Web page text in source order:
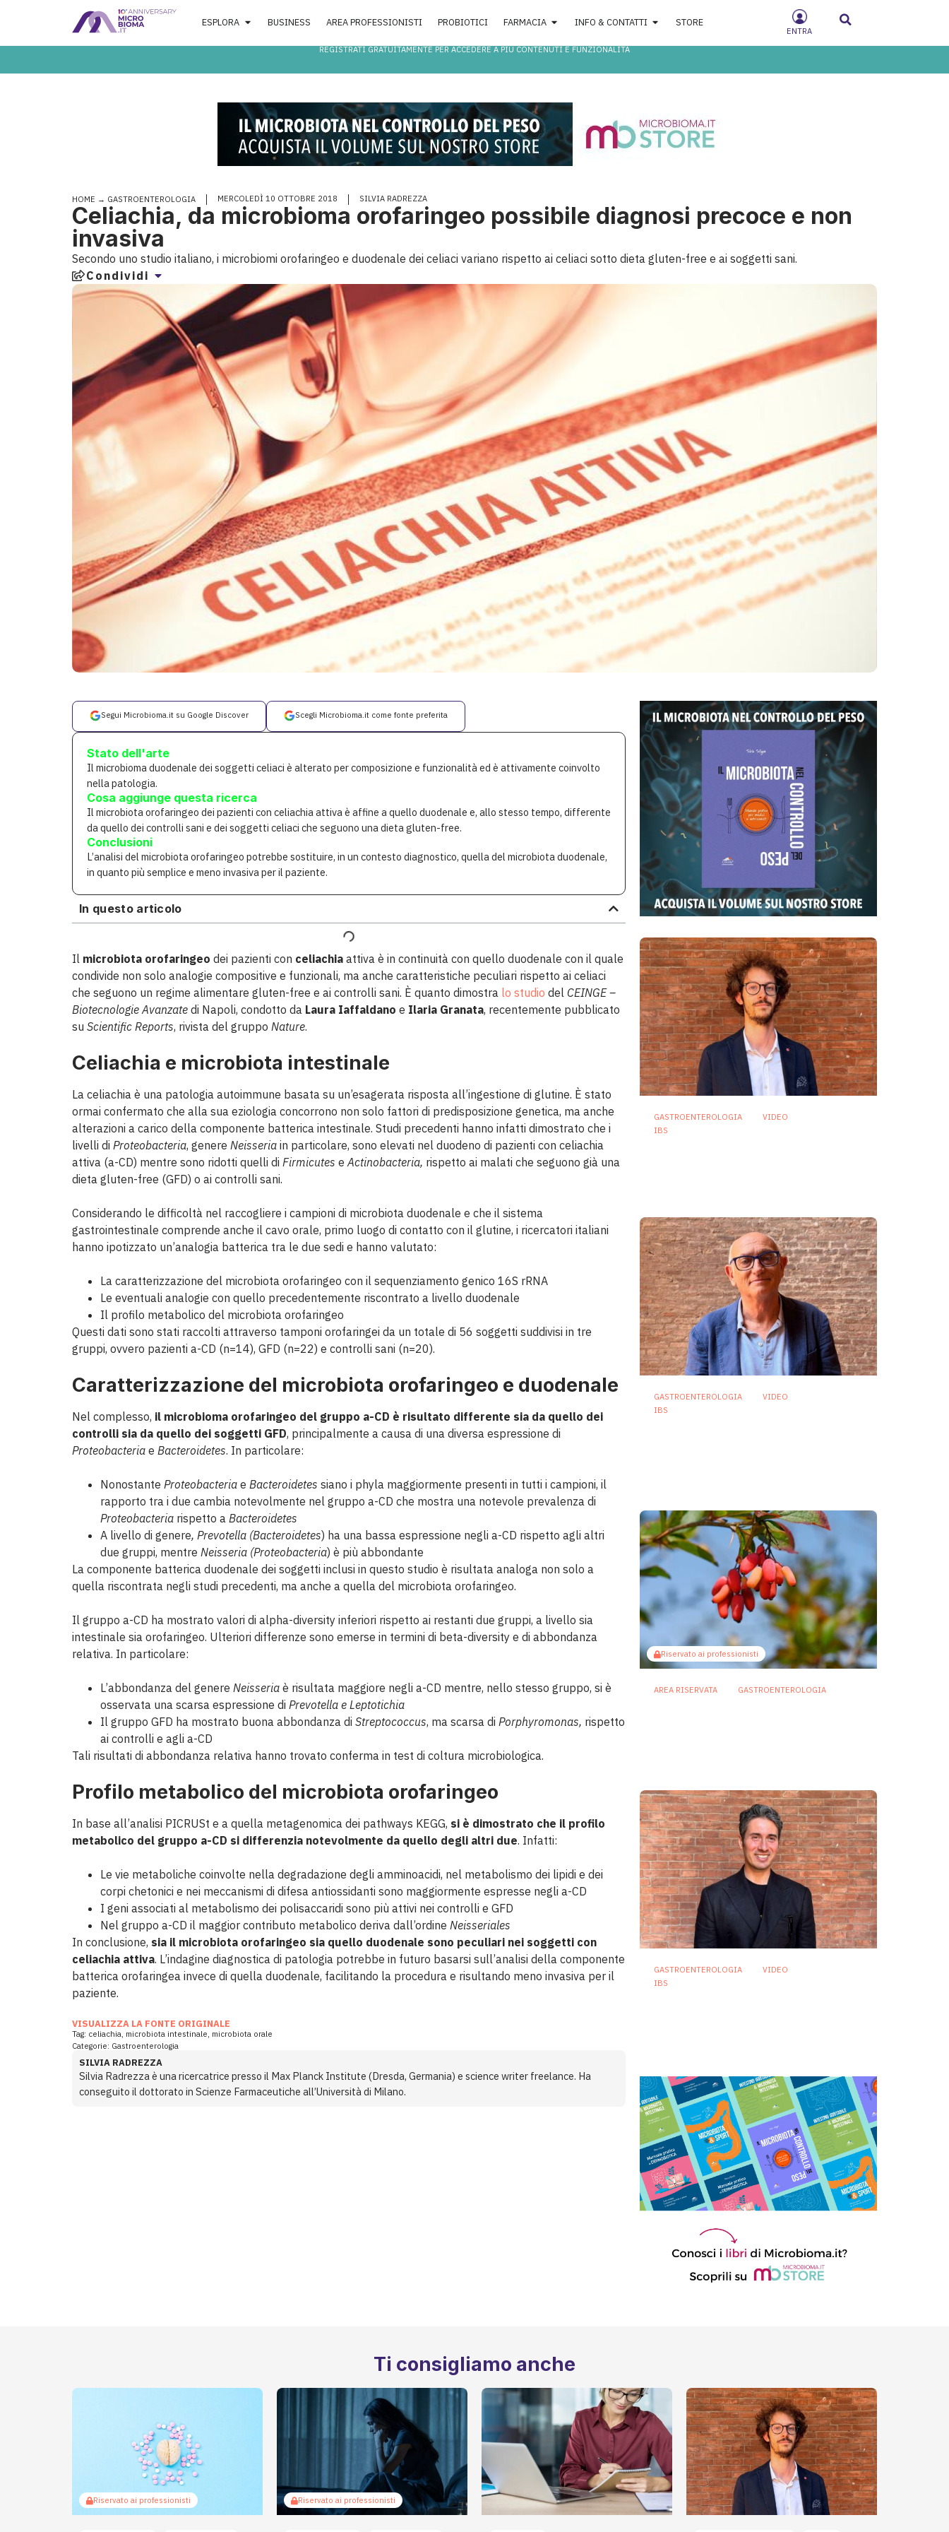
ESPLORA BUSINESS AREA PROFESSIONISTI PROBIOTICI FARMACIA INFO & CONTATTI STORE
ENTRA
REGISTRATI GRATUITAMENTE PER ACCEDERE A PIÙ CONTENUTI E FUNZIONALITÀ
HOME → GASTROENTEROLOGIA MERCOLEDÌ 10 OTTOBRE 2018 SILVIA RADREZZA
Celiachia, da microbioma orofaringeo possibile diagnosi precoce e non
invasiva
Secondo uno studio italiano, i microbiomi orofaringeo e duodenale dei celiaci variano rispetto ai celiaci sotto dieta gluten-free e ai soggetti sani.
Condividi
Segui Microbioma.it su Google Discover Scegli Microbioma.it come fonte preferita
Stato dell'arte
Il microbioma duodenale dei soggetti celiaci è alterato per composizione e funzionalità ed è attivamente coinvolto
nella patologia.
Cosa aggiunge questa ricerca
Il microbiota orofaringeo dei pazienti con celiachia attiva è affine a quello duodenale e, allo stesso tempo, differente
da quello dei controlli sani e dei soggetti celiaci che seguono una dieta gluten-free.
Conclusioni
L’analisi del microbiota orofaringeo potrebbe sostituire, in un contesto diagnostico, quella del microbiota duodenale,
in quanto più semplice e meno invasiva per il paziente.
In questo articolo
Il microbiota orofaringeo dei pazienti con celiachia attiva è in continuità con quello duodenale con il quale
condivide non solo analogie compositive e funzionali, ma anche caratteristiche peculiari rispetto ai celiaci
che seguono un regime alimentare gluten-free e ai controlli sani. È quanto dimostra lo studio del CEINGE –
Biotecnologie Avanzate di Napoli, condotto da Laura Iaffaldano e Ilaria Granata, recentemente pubblicato
su Scientific Reports, rivista del gruppo Nature.
Celiachia e microbiota intestinale
La celiachia è una patologia autoimmune basata su un’esagerata risposta all’ingestione di glutine. È stato
ormai confermato che alla sua eziologia concorrono non solo fattori di predisposizione genetica, ma anche
alterazioni a carico della componente batterica intestinale. Studi precedenti hanno infatti dimostrato che i
livelli di Proteobacteria, genere Neisseria in particolare, sono elevati nel duodeno di pazienti con celiachia
attiva (a-CD) mentre sono ridotti quelli di Firmicutes e Actinobacteria, rispetto ai malati che seguono già una
dieta gluten-free (GFD) o ai controlli sani.
Considerando le difficoltà nel raccogliere i campioni di microbiota duodenale e che il sistema
gastrointestinale comprende anche il cavo orale, primo luogo di contatto con il glutine, i ricercatori italiani
hanno ipotizzato un’analogia batterica tra le due sedi e hanno valutato:
La caratterizzazione del microbiota orofaringeo con il sequenziamento genico 16S rRNA
Le eventuali analogie con quello precedentemente riscontrato a livello duodenale
Il profilo metabolico del microbiota orofaringeo
Questi dati sono stati raccolti attraverso tamponi orofaringei da un totale di 56 soggetti suddivisi in tre
gruppi, ovvero pazienti a-CD (n=14), GFD (n=22) e controlli sani (n=20).
Caratterizzazione del microbiota orofaringeo e duodenale
Nel complesso, il microbioma orofaringeo del gruppo a-CD è risultato differente sia da quello dei
controlli sia da quello dei soggetti GFD, principalmente a causa di una diversa espressione di
Proteobacteria e Bacteroidetes. In particolare:
Nonostante Proteobacteria e Bacteroidetes siano i phyla maggiormente presenti in tutti i campioni, il
rapporto tra i due cambia notevolmente nel gruppo a-CD che mostra una notevole prevalenza di
Proteobacteria rispetto a Bacteroidetes
A livello di genere, Prevotella (Bacteroidetes) ha una bassa espressione negli a-CD rispetto agli altri
due gruppi, mentre Neisseria (Proteobacteria) è più abbondante
La componente batterica duodenale dei soggetti inclusi in questo studio è risultata analoga non solo a
quella riscontrata negli studi precedenti, ma anche a quella del microbiota orofaringeo.
Il gruppo a-CD ha mostrato valori di alpha-diversity inferiori rispetto ai restanti due gruppi, a livello sia
intestinale sia orofaringeo. Ulteriori differenze sono emerse in termini di beta-diversity e di abbondanza
relativa. In particolare:
L’abbondanza del genere Neisseria è risultata maggiore negli a-CD mentre, nello stesso gruppo, si è
osservata una scarsa espressione di Prevotella e Leptotichia
Il gruppo GFD ha mostrato buona abbondanza di Streptococcus, ma scarsa di Porphyromonas, rispetto
ai controlli e agli a-CD
Tali risultati di abbondanza relativa hanno trovato conferma in test di coltura microbiologica.
Profilo metabolico del microbiota orofaringeo
In base all’analisi PICRUSt e a quella metagenomica dei pathways KEGG, si è dimostrato che il profilo
metabolico del gruppo a-CD si differenzia notevolmente da quello degli altri due. Infatti:
Le vie metaboliche coinvolte nella degradazione degli amminoacidi, nel metabolismo dei lipidi e dei
corpi chetonici e nei meccanismi di difesa antiossidanti sono maggiormente espresse negli a-CD
I geni associati al metabolismo dei polisaccaridi sono più attivi nei controlli e GFD
Nel gruppo a-CD il maggior contributo metabolico deriva dall’ordine Neisseriales
In conclusione, sia il microbiota orofaringeo sia quello duodenale sono peculiari nei soggetti con
celiachia attiva. L’indagine diagnostica di patologia potrebbe in futuro basarsi sull’analisi della componente
batterica orofaringea invece di quella duodenale, facilitando la procedura e risultando meno invasiva per il
paziente.
VISUALIZZA LA FONTE ORIGINALE
Tag: celiachia microbiota intestinale microbiota orale
Categorie: Gastroenterologia
SILVIA RADREZZA
Silvia Radrezza è una ricercatrice presso il Max Planck Institute (Dresda, Germania) e science writer freelance. Ha
conseguito il dottorato in Scienze Farmaceutiche all’Università di Milano.
GASTROENTEROLOGIA
VIDEO
IBS
GASTROENTEROLOGIA
VIDEO
IBS
Riservato ai professionisti
AREA RISERVATA GASTROENTEROLOGIA
GASTROENTEROLOGIA
VIDEO
IBS
Ti consigliamo anche
Riservato ai professionisti Riservato ai professionisti